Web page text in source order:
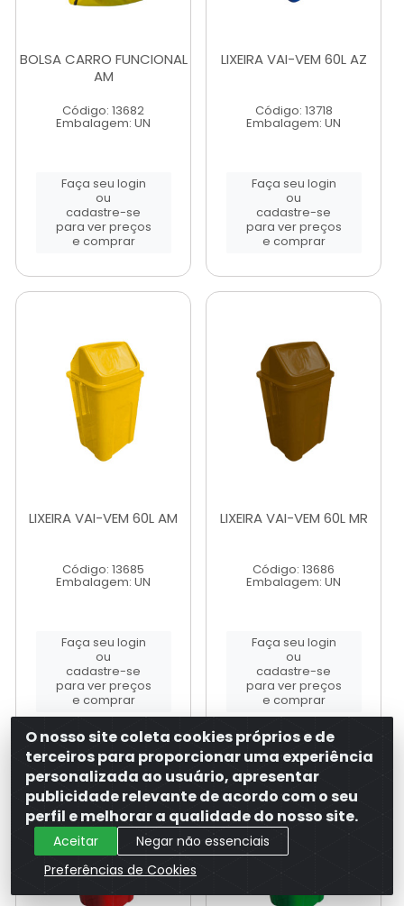
BOLSA CARRO FUNCIONAL
AM
Código: 13682
Embalagem: UN
Faça seu login
ou
cadastre-se
para ver preços
e comprar
LIXEIRA VAI-VEM 60L AZ
Código: 13718
Embalagem: UN
Faça seu login
ou
cadastre-se
para ver preços
e comprar
LIXEIRA VAI-VEM 60L AM
Código: 13685
Embalagem: UN
Faça seu login
ou
cadastre-se
para ver preços
e comprar
LIXEIRA VAI-VEM 60L MR
Código: 13686
Embalagem: UN
Faça seu login
ou
cadastre-se
para ver preços
e comprar
O nosso site coleta cookies próprios e de
terceiros para proporcionar uma experiência
personalizada ao usuário, apresentar
publicidade relevante de acordo com o seu
perfil e melhorar a qualidade do nosso site.
Aceitar
Negar não essenciais
Preferências de Cookies